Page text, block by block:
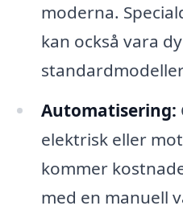
moderna.
kan också vara
Automatisering:
elektrisk eller
kommer
med en manuell